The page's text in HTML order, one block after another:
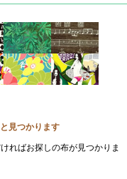
見つかります
ればお探しの布が見つかりま